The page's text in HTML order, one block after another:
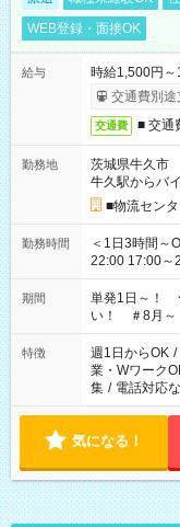
WEB登録・面接OK
給与
時給1,500円～
交通費別途
交通費 ■ 交通
勤務地
茨城県牛久市
牛久駅からバ
■物流セン
勤務時間
＜1日3時間～OK！＞ ▼ 例えば… ▼
22:00 17:00～22:00 など こちら以外
ださい！
期間
単発1日～！
い！ ＃8月
特徴 週1日からOK /
業・Wワーク
集 / 電話対応
気になる！